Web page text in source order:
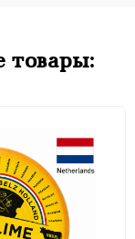
товары: